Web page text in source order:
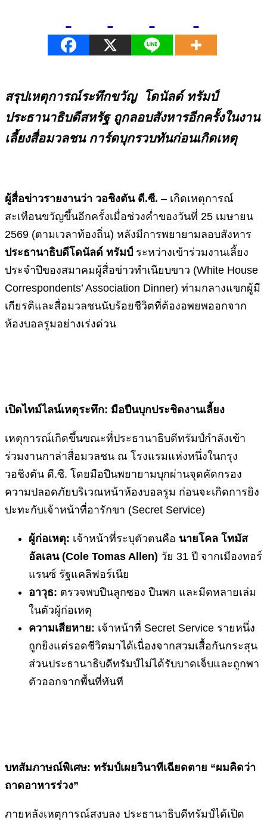
สรุปเหตุการณ์ระทึกขวัญ โดนัลด์ ทรัมป์
ประธานาธิบดีสหรัฐ ถูกลอบสังหารอีกครั้งในงาน
เลี้ยงสื่อมวลชน การ์ดบุกรวบทันก่อนเกิดเหตุ
ผู้สื่อข่าวรายงานว่า วอชิงตัน ดี.ซี. – เกิดเหตุการณ์
สะเทือนขวัญขึ้นอีกครั้งเมื่อช่วงค่ำของวันที่ 25 เมษายน
2569 (ตามเวลาท้องถิ่น) หลังมีการพยายามลอบสังหาร
ประธานาธิบดีโดนัลด์ ทรัมป์ ระหว่างเข้าร่วมงานเลี้ยง
ประจำปีของสมาคมผู้สื่อข่าวทำเนียบขาว (White House
Correspondents’ Association Dinner) ท่ามกลางแขกผู้มี
เกียรติและสื่อมวลชนนับร้อยชีวิตที่ต้องอพยพออกจาก
ห้องบอลรูมอย่างเร่งด่วน
เปิดไทม์ไลน์เหตุระทึก: มือปืนบุกประชิดงานเลี้ยง
เหตุการณ์เกิดขึ้นขณะที่ประธานาธิบดีทรัมป์กำลังเข้า
ร่วมงานกาล่าสื่อมวลชน ณ โรงแรมแห่งหนึ่งในกรุง
วอชิงตัน ดี.ซี. โดยมือปืนพยายามบุกผ่านจุดคัดกรอง
ความปลอดภัยบริเวณหน้าห้องบอลรูม ก่อนจะเกิดการยิง
ปะทะกับเจ้าหน้าที่อารักขา (Secret Service)
ผู้ก่อเหตุ: เจ้าหน้าที่ระบุตัวตนคือ นายโคล โทมัส
อัลเลน (Cole Tomas Allen) วัย 31 ปี จากเมืองทอร์
แรนซ์ รัฐแคลิฟอร์เนีย
อาวุธ: ตรวจพบปืนลูกซอง ปืนพก และมีดหลายเล่ม
ในตัวผู้ก่อเหตุ
ความเสียหาย: เจ้าหน้าที่ Secret Service รายหนึ่ง
ถูกยิงแต่รอดชีวิตมาได้เนื่องจากสวมเสื้อกันกระสุน
ส่วนประธานาธิบดีทรัมป์ไม่ได้รับบาดเจ็บและถูกพา
ตัวออกจากพื้นที่ทันที
บทสัมภาษณ์พิเศษ: ทรัมป์เผยวินาทีเฉียดตาย “ผมคิดว่า
ถาดอาหารร่วง”
ภายหลังเหตุการณ์สงบลง ประธานาธิบดีทรัมป์ได้เปิด